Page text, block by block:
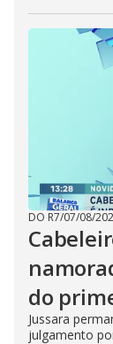
DO R7/07/08/
do
Jussara
julgamento